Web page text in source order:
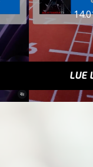
LUE